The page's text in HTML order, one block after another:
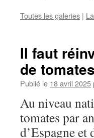
Toutes les galeries |
Il faut
de tomates
Publié le 18 avril 2025
Au niveau
tomates par
d’Espagne